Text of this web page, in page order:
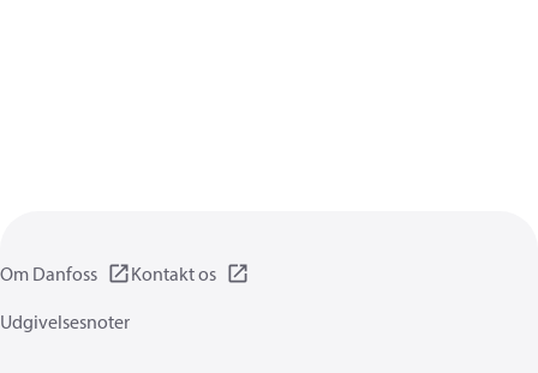
Om Danfoss
Kontakt os
Udgivelsesnoter